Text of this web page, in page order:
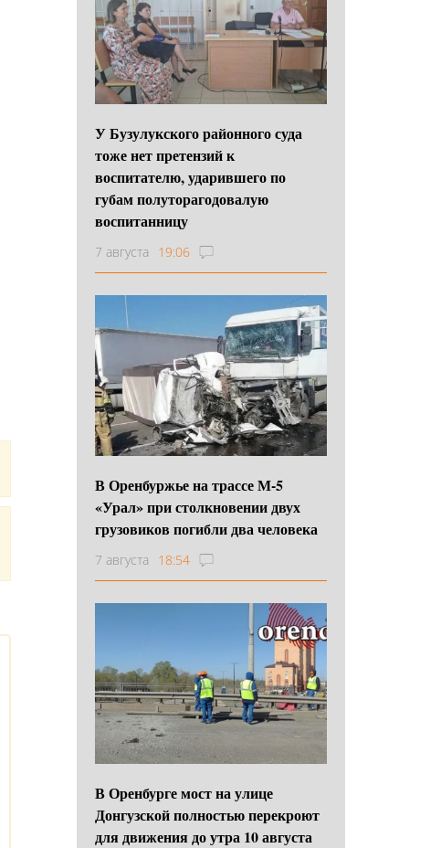
У Бузулукского районного суда
тоже нет претензий к
воспитателю, ударившего по
губам полуторагодовалую
воспитанницу
7 августа 19:06
В Оренбуржье на трассе М-5
«Урал» при столкновении двух
грузовиков погибли два человека
7 августа 18:54
В Оренбурге мост на улице
Донгузской полностью перекроют
для движения до утра 10 августа